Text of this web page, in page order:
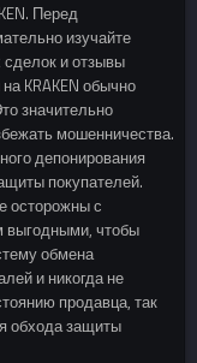
Перед
изучайте
сделок и отзывы
KRAKEN обычно
значительно
мошенничества.
депонирования
покупателей.
осторожны с
выгодными, чтобы
обмена
и никогда не
продавца, так
обхода защиты